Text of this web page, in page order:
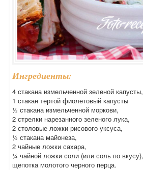
Ингредиенты:
4 стакана измельченной зеленой капусты,
1 стакан тертой фиолетовый капусты
½ стакана измельченной моркови,
2 стрелки нарезанного зеленого лука,
2 столовые ложки рисового уксуса,
½ стакана майонеза,
2 чайные ложки сахара,
¼ чайной ложки соли (или соль по вкусу),
щепотка молотого черного перца.